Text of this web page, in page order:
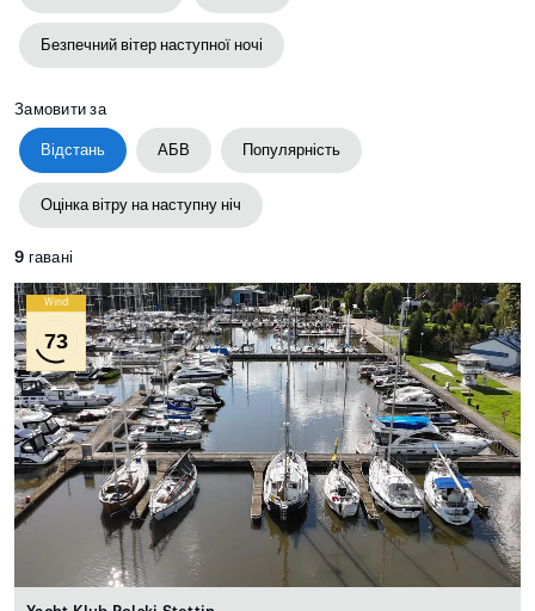
Безпечний вітер наступної ночі
Замовити за
Відстань АБВ Популярність
Оцінка вітру на наступну ніч
9 гавані
Wind
73